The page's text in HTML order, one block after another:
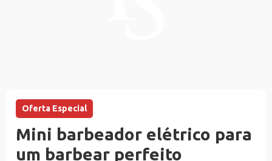
Oferta Especial
Mini barbeador elétrico para
um barbear perfeito